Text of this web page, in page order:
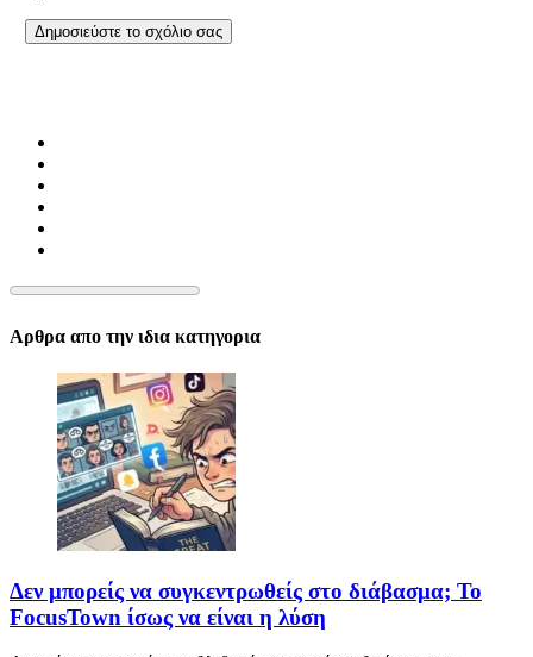
Αρθρα απο την ιδια κατηγορια
Δεν μπορείς να συγκεντρωθείς στο διάβασμα; Το
FocusTown ίσως να είναι η λύση